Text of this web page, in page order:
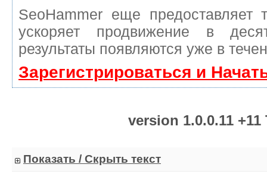
SeoHammer еще предоставляет
ускоряет продвижение в
результаты появляются уже в
Зарегистрироваться и
version 1.0.0.11 +11
Показать / Скрыть текст